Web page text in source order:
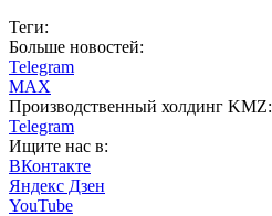
Теги:
Больше новостей:
Telegram
MAX
Производственный холдинг KMZ:
Telegram
Ищите нас в:
ВКонтакте
Яндекс Дзен
YouTube